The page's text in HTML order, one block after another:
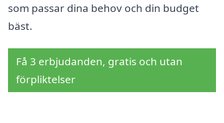
som passar dina behov och din budget
bäst.
Få 3 erbjudanden, gratis och utan
förpliktelser